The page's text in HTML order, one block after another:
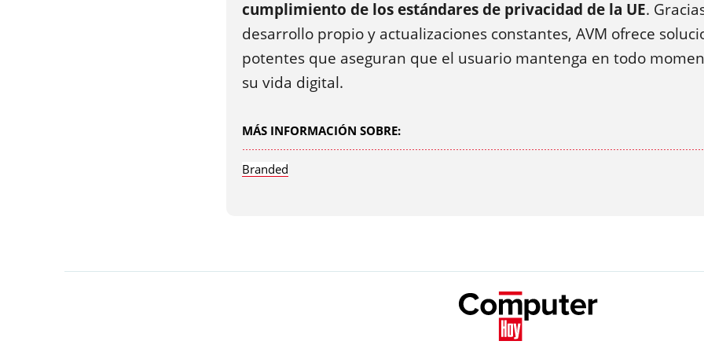
cumplimiento de los estándares de privacidad de la UE.
desarrollo propio y actualizaciones constantes, AVM ofrece
potentes que aseguran que el usuario mantenga en todo
su vida digital.
MÁS INFORMACIÓN SOBRE:
Branded